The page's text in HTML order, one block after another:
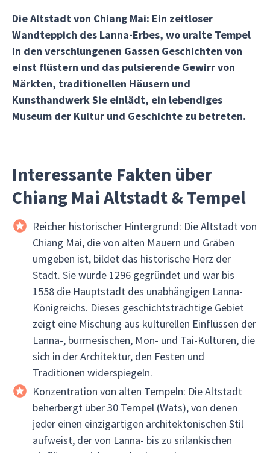
Die Altstadt von Chiang Mai: Ein zeitloser
Wandteppich des Lanna-Erbes, wo uralte Tempel
in den verschlungenen Gassen Geschichten von
einst flüstern und das pulsierende Gewirr von
Märkten, traditionellen Häusern und
Kunsthandwerk Sie einlädt, ein lebendiges
Museum der Kultur und Geschichte zu betreten.
Interessante Fakten über
Chiang Mai Altstadt & Tempel
Reicher historischer Hintergrund: Die Altstadt von
Chiang Mai, die von alten Mauern und Gräben
umgeben ist, bildet das historische Herz der
Stadt. Sie wurde 1296 gegründet und war bis
1558 die Hauptstadt des unabhängigen Lanna-
Königreichs. Dieses geschichtsträchtige Gebiet
zeigt eine Mischung aus kulturellen Einflüssen der
Lanna-, burmesischen, Mon- und Tai-Kulturen, die
sich in der Architektur, den Festen und
Traditionen widerspiegeln.
Konzentration von alten Tempeln: Die Altstadt
beherbergt über 30 Tempel (Wats), von denen
jeder einen einzigartigen architektonischen Stil
aufweist, der von Lanna- bis zu srilankischen